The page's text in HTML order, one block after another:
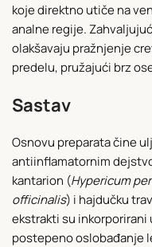
koje direktno utiče na
analne regije.
olakšavaju pražnjenje
predelu, pružajući brz
Sastav
Osnovu preparata čine
antiinflamatornim
kantarion (Hypericum
officinalis) i hajdučku
ekstrakti su inkorporirani
postepeno oslobađanje